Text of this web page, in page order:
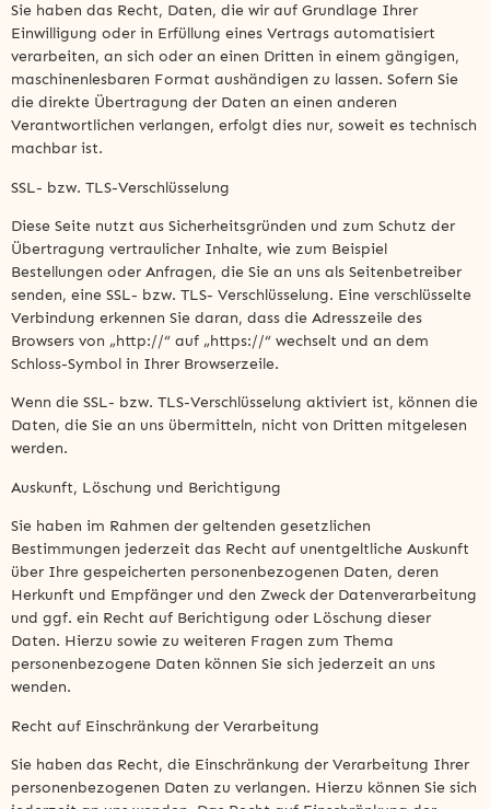
Sie haben das Recht, Daten, die wir auf Grundlage Ihrer
Einwilligung oder in Erfüllung eines Vertrags automatisiert
verarbeiten, an sich oder an einen Dritten in einem gängigen,
maschinenlesbaren Format aushändigen zu lassen. Sofern Sie
die direkte Übertragung der Daten an einen anderen
Verantwortlichen verlangen, erfolgt dies nur, soweit es technisch
machbar ist.
SSL- bzw. TLS-Verschlüsselung
Diese Seite nutzt aus Sicherheitsgründen und zum Schutz der
Übertragung vertraulicher Inhalte, wie zum Beispiel
Bestellungen oder Anfragen, die Sie an uns als Seitenbetreiber
senden, eine SSL- bzw. TLS- Verschlüsselung. Eine verschlüsselte
Verbindung erkennen Sie daran, dass die Adresszeile des
Browsers von „http://“ auf „https://“ wechselt und an dem
Schloss-Symbol in Ihrer Browserzeile.
Wenn die SSL- bzw. TLS-Verschlüsselung aktiviert ist, können die
Daten, die Sie an uns übermitteln, nicht von Dritten mitgelesen
werden.
Auskunft, Löschung und Berichtigung
Sie haben im Rahmen der geltenden gesetzlichen
Bestimmungen jederzeit das Recht auf unentgeltliche Auskunft
über Ihre gespeicherten personenbezogenen Daten, deren
Herkunft und Empfänger und den Zweck der Datenverarbeitung
und ggf. ein Recht auf Berichtigung oder Löschung dieser
Daten. Hierzu sowie zu weiteren Fragen zum Thema
personenbezogene Daten können Sie sich jederzeit an uns
wenden.
Recht auf Einschränkung der Verarbeitung
Sie haben das Recht, die Einschränkung der Verarbeitung Ihrer
personenbezogenen Daten zu verlangen. Hierzu können Sie sich